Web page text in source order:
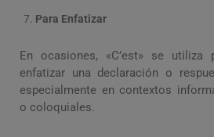
Para Enfatizar
En ocasiones, «C’est» se utiliza
enfatizar una declaración o
especialmente en contextos
o coloquiales.